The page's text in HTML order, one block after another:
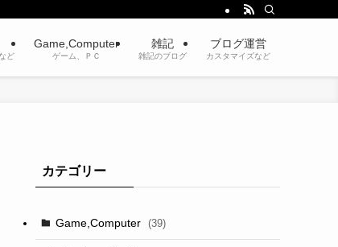
ど
Game,Computer
ゲーム、ＰＣ
雑記
雑記のブログ
ブログ運営
カスタマイズなど
カテゴリー
Game,Computer (39)